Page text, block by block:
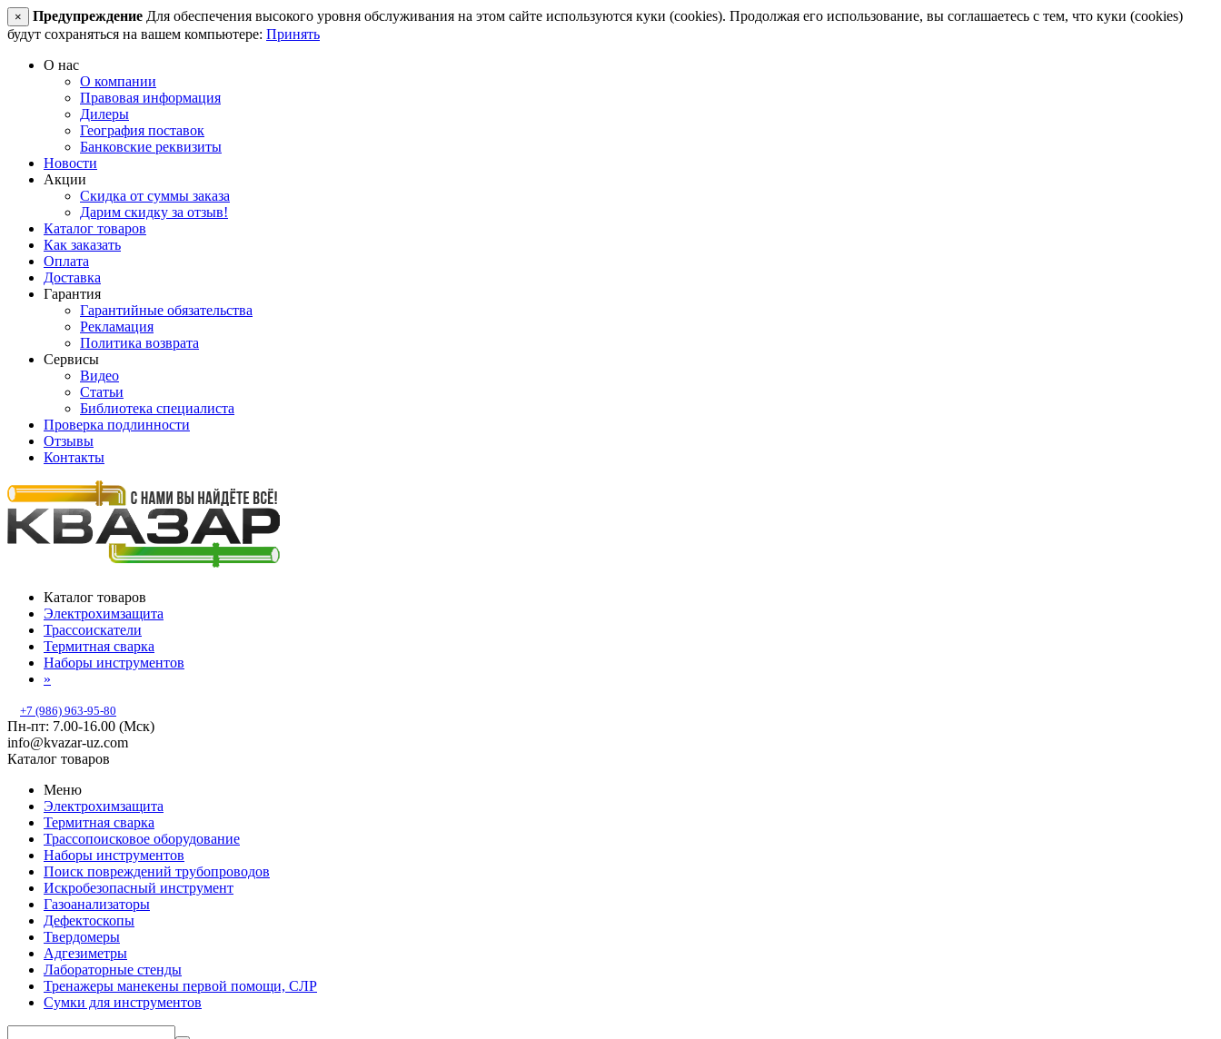
× Предупреждение Для обеспечения высокого уровня обслуживания на этом сайте используются куки (cookies). Продолжая его использование, вы соглашаетесь с тем, что куки (cookies)
будут сохраняться на вашем компьютере: Принять
О нас
О компании
Правовая информация
Дилеры
География поставок
Банковские реквизиты
Новости
Акции
Скидка от суммы заказа
Дарим скидку за отзыв!
Каталог товаров
Как заказать
Оплата
Доставка
Гарантия
Гарантийные обязательства
Рекламация
Политика возврата
Сервисы
Видео
Статьи
Библиотека специалиста
Проверка подлинности
Отзывы
Контакты
Каталог товаров
Электрохимзащита
Трассоискатели
Термитная сварка
Наборы инструментов
»
+7 (986) 963-95-80
Пн-пт: 7.00-16.00 (Мск)
info@kvazar-uz.com
Каталог товаров
Меню
Электрохимзащита
Термитная сварка
Трассопоисковое оборудование
Наборы инструментов
Поиск повреждений трубопроводов
Искробезопасный инструмент
Газоанализаторы
Дефектоскопы
Твердомеры
Адгезиметры
Лабораторные стенды
Тренажеры манекены первой помощи, СЛР
Сумки для инструментов